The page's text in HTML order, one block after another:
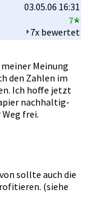
03.05.06 16:31
7
7x bewertet
Meinung
den Zahlen im
Ich hoffe jetzt
nachhaltig­
frei.
sollte auch die
(siehe